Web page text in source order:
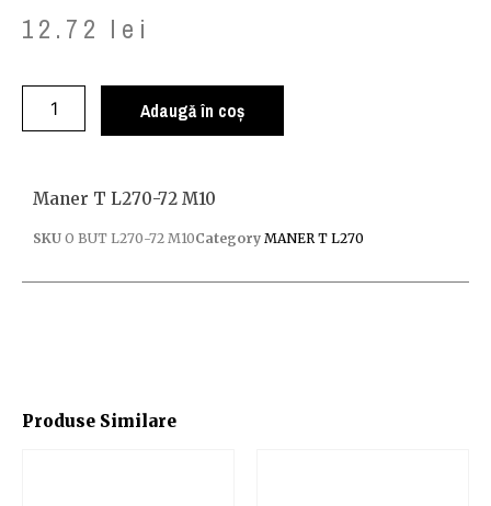
12.72 lei
Adaugă în coș
Produse Similare
Maner T L270-72 M10
SKU O BUT L270-72 M10Category MANER T L270